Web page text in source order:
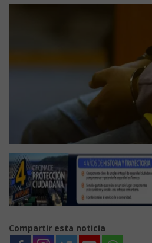
Compartir esta noticia